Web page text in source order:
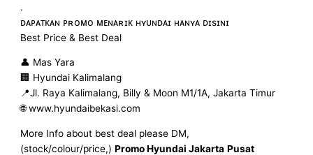
.
ᴅᴀᴘᴀᴛᴋᴀɴ ᴘʀᴏᴍᴏ ᴍᴇɴᴀʀɪᴋ ʜʏᴜɴᴅᴀɪ ʜᴀɴʏᴀ ᴅɪsɪɴɪ
Best Price & Best Deal
👤 Mas Yara
🏢 Hyundai Kalimalang
📍Jl. Raya Kalimalang, Billy & Moon M1/1A, Jakarta Timur
🌐 www.hyundaibekasi.com
More Info about best deal please DM,
(stock/colour/price,)Promo Hyundai Jakarta Pusat